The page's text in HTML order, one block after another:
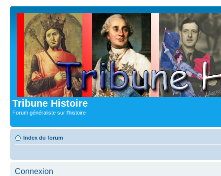
Tribune Histoire
Forum généraliste sur l'histoire
Index du forum
Connexion